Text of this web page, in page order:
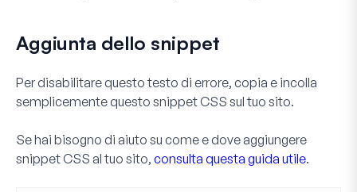
Aggiunta dello snippet
Per disabilitare questo testo di errore, copia e incolla
semplicemente questo snippet CSS sul tuo sito.
Se hai bisogno di aiuto su come e dove aggiungere
snippet CSS al tuo sito, consulta questa guida utile.